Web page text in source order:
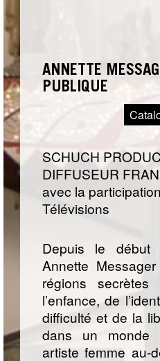
ANNETTE
PUBLIQUE
SCHUCH
DIFFUSEUR
avec la
Télévisions
Depuis le début
Annette
régions
l’enfance, de
difficulté et de la
dans un monde
artiste femme au-